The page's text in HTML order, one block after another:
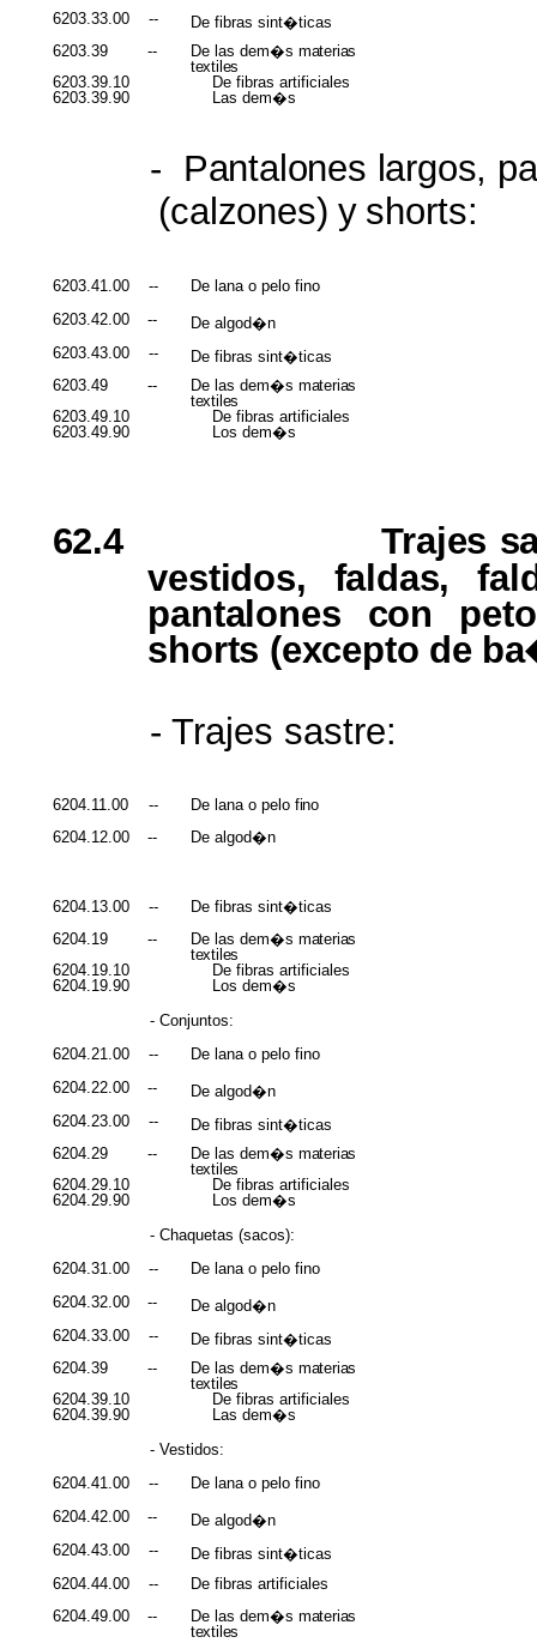
6203.33.00 --
De fibras sint�ticas
6203.39
-- De las dem�s materias
textiles
6203.39.10
De fibras artificiales
6203.39.90
Las dem�s
- Pantalones largos,
(calzones)y shorts:
6203.41.00 --
De lana o pelo fino
6203.42.00
--
De algod�n
6203.43.00
--
De fibras sint�ticas
6203.49
-- De las dem�s materias
textiles
6203.49.10
De fibras artificiales
6203.49.90
Los dem�s
62.4
Trajes
vestidos, faldas,
pantalones con
shorts (excepto de
- Trajes sastre:
6204.11.00 -- De lana o pelo fino
6204.12.00
-- De algod�n
6204.13.00 --
De fibras sint�ticas
6204.19
-- De las dem�s materias
textiles
6204.19.10
De fibras artificiales
6204.19.90
Los dem�s
- Conjuntos:
6204.21.00 --
De lana o pelo fino
6204.22.00
--
De algod�n
6204.23.00
--
De fibras sint�ticas
6204.29
-- De las dem�s materias
textiles
6204.29.10
De fibras artificiales
6204.29.90
Los dem�s
- Chaquetas (sacos):
6204.31.00 --
De lana o pelo fino
6204.32.00
--
De algod�n
6204.33.00
--
De fibras sint�ticas
6204.39
-- De las dem�s materias
textiles
6204.39.10
De fibras artificiales
6204.39.90
Las dem�s
- Vestidos:
6204.41.00 --
De lana o pelo fino
6204.42.00
--
De algod�n
6204.43.00
--
De fibras sint�ticas
6204.44.00
--
De fibras artificiales
6204.49.00
-- De las dem�s materias
textiles